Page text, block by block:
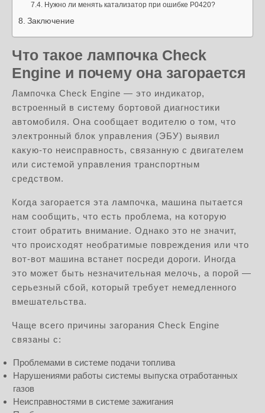
Нужно ли менять катализатор при ошибке P0420?
Заключение
Что такое лампочка Check
Engine и почему она загорается
Лампочка Check Engine — это индикатор,
встроенный в систему бортовой диагностики
автомобиля. Она сообщает водителю о том, что
электронный блок управления (ЭБУ) выявил
какую-то неисправность, связанную с двигателем
или системой управления транспортным
средством.
Когда загорается эта лампочка, машина пытается
нам сообщить, что есть проблема, на которую
стоит обратить внимание. Однако это не значит,
что происходят необратимые повреждения или что
вот-вот машина встанет посреди дороги. Иногда
это может быть незначительная мелочь, а порой —
серьезный сбой, который требует немедленного
вмешательства.
Чаще всего причины загорания Check Engine
связаны с:
Проблемами в системе подачи топлива
Нарушениями работы системы выпуска отработанных
газов
Неисправностями в системе зажигания